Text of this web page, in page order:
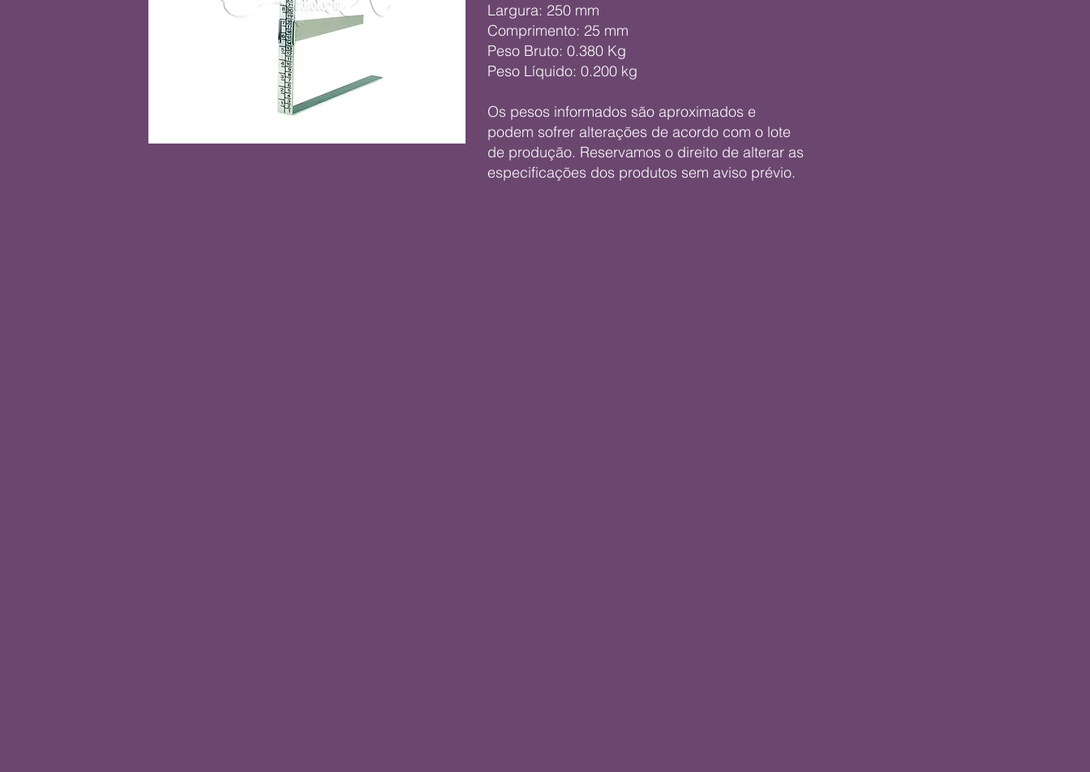
Largura: 250 mm
Comprimento: 25 mm
Peso Bruto: 0.380 Kg
Peso Líquido: 0.200 kg
Os pesos informados são aproximados e
podem sofrer alterações de acordo com o lote
de produção. Reservamos o direito de alterar as
especificações dos produtos sem aviso prévio.